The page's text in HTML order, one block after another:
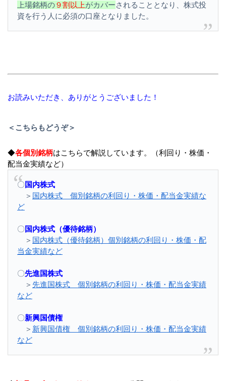
上場銘柄の９割以上がカバーされることとなり、株式投
資を行う人に必須の口座となりました。
お読みいただき、ありがとうございました！
＜こちらもどうぞ＞
◆各個別銘柄はこちらで解説しています。（利回り・株価・
配当金実績など）
〇国内株式
＞ 国内株式 個別銘柄の利回り・株価・配当金実績な
ど
〇国内株式（優待銘柄）
＞ 国内株式（優待銘柄）個別銘柄の利回り・株価・配
当金実績など
〇先進国株式
＞ 先進国株式 個別銘柄の利回り・株価・配当金実績
など
〇新興国債権
＞ 新興国債権 個別銘柄の利回り・株価・配当金実績
など